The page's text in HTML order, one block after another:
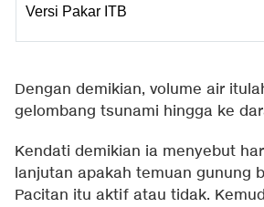
Versi Pakar ITB
Dengan demikian, volume air
gelombang tsunami hingga ke
Kendati demikian ia menyebut
lanjutan apakah temuan gunung
Pacitan itu aktif atau tidak.